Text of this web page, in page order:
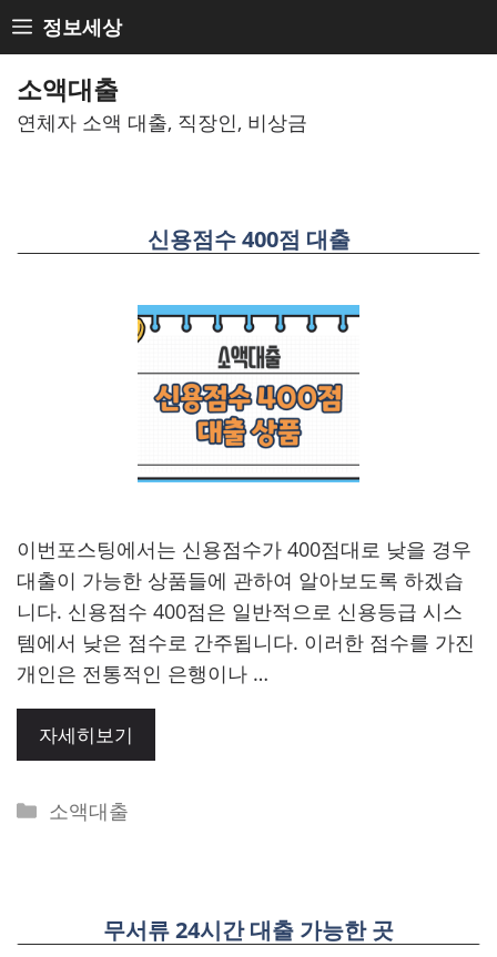
Skip
to
정보세상
소액대출
연체자 소액 대출, 직장인, 비상금
신용점수 400점 대출
​이번포스팅에서는 신용점수가 400점대로 낮을 경우
대출이 가능한 상품들에 관하여 알아보도록 하겠습
니다. 신용점수 400점은 일반적으로 신용등급 시스
템에서 낮은 점수로 간주됩니다. 이러한 점수를 가진
개인은 전통적인 은행이나 …
자세히보기
Categories
소액대출
무서류 24시간 대출 가능한 곳